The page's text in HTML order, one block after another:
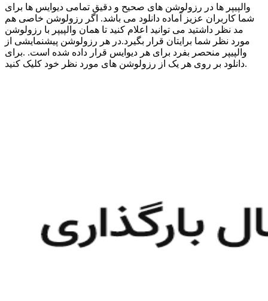
والپیپر ها در رزولوشن های صحیح و دقیق تمامی دیوایس ها برای
شما کاربران عزیز آماده دانلود می باشد. اگر رزولوشن خاصی هم
مد نظر داشتید می توانید اعلام کنید تا همان والپیپر با رزولوشن
مورد نظر شما برایتان قرار بگیرد.در هر رزولوشن پیشنمایشی از
والپیپر منحصر بفرد برای هر دیوایس قرار داده شده است. .برای
دانلود بر روی هر یک از رزولوشن های مورد نظر خود کلیک کنید.